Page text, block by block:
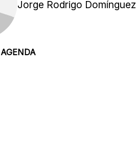
Jorge Rodrigo Domínguez
AGENDA